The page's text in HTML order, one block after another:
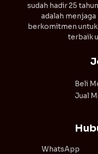
sudah hadir 25
adalah
berkomitmen
terbaik
Beli
Jual
WhatsApp